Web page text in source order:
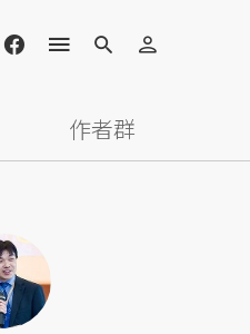
作者群